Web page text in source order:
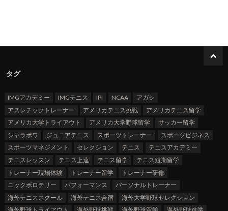
タグ
IMGアカデミー IMGテニス IPI NCAA
アガシ
アスレチックトレーナー
アメリカテニス挑戦
アメリカテニス留学
アメリカ大学トライアウト
アメリカ大学野球留学
サッカー留学
シャラポワ
ジュニアテニス スポーツトレーナー
スポーツビジネス
スポーツマネジメント
セレクション テニス
テニスアカデミー
テニスレッスン
テニス上達 テニス留学
テニス短期留学
トレーナー現場体験
トレーナー留学
トレーナー研修
ニックボロテリー
パフォーマンス
パーソナルトレーナー
海外テニススクール
海外テニス合宿
海外大学野球セレクション